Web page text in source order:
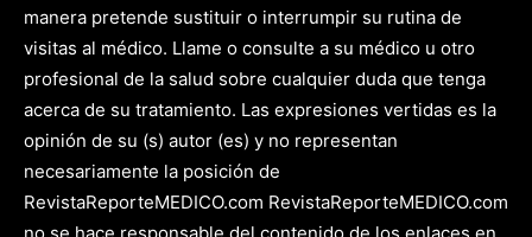
manera pretende sustituir o interrumpir su rutina de
visitas al médico. Llame o consulte a su médico u otro
profesional de la salud sobre cualquier duda que tenga
acerca de su tratamiento. Las expresiones vertidas es la
opinión de su (s) autor (es) y no representan
necesariamente la posición de
RevistaReporteMEDICO.com RevistaReporteMEDICO.com